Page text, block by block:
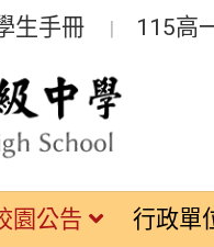
生手冊 115高
園公告 行政單